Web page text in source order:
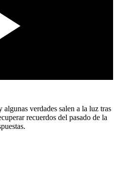
verdades salen a la luz tras
recuerdos del pasado de la